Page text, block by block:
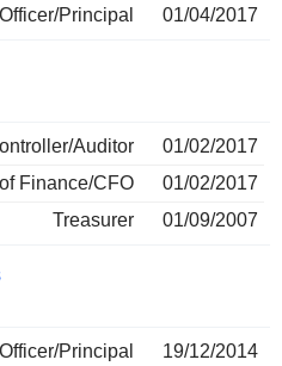
Principal 01/04/2017
Auditor
01/02/2017
Finance/CFO
01/02/2017
Treasurer
01/09/2007
Principal 19/12/2014